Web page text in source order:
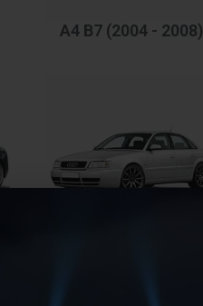
A4 B7 (2004 - 2008)